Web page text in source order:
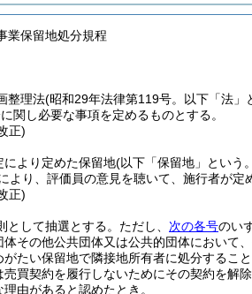
業保留地処分規程
整理法(昭和29年法律第119号。以下「法」
関し必要な事項を定めるものとする。
正)
より定めた保留地(以下「保留地」という
より、評価員の意見を聴いて、施行者が定
正)
して抽選とする。 ただし、 次の各号のい
その他公共団体又は公共的団体において
たい保留地で隣接地所有者に処分するこ
買契約を履行しないためにその契約を解除
由があると認めたとき。